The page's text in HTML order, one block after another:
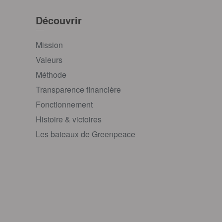
Découvrir
Mission
Valeurs
Méthode
Transparence financière
Fonctionnement
Histoire & victoires
Les bateaux de Greenpeace